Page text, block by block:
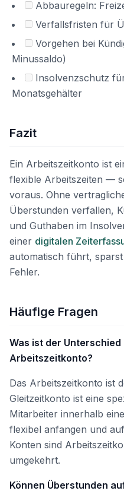
Abbauregeln:
Verfallsfristen für
Vorgehen bei
Minussaldo)
Insolvenzschutz
Monatsgehälter
Fazit
Ein Arbeitszeitkonto ist
flexible Arbeitszeiten —
voraus. Ohne
Überstunden verfallen,
und Guthaben im
einer digitalen
automatisch führt,
Fehler.
Häufige Fragen
Was ist der
Arbeitszeitkonto?
Das Arbeitszeitkonto ist
Gleitzeitkonto ist eine
Mitarbeiter innerhalb
flexibel anfangen und
Konten sind
umgekehrt.
Können Überstunden